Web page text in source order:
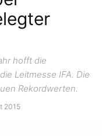
hofft die
Leitmesse IFA. Die
Rekordwerten.
2015